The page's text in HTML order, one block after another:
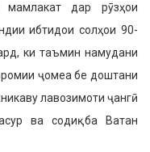
мамлакат дар рӯзҳои
ибтидои солҳои 90-
ки таъмин намудани
ҷомеа бе доштани
лавозимоти ҷангӣ
ва содиқ ба Ватан